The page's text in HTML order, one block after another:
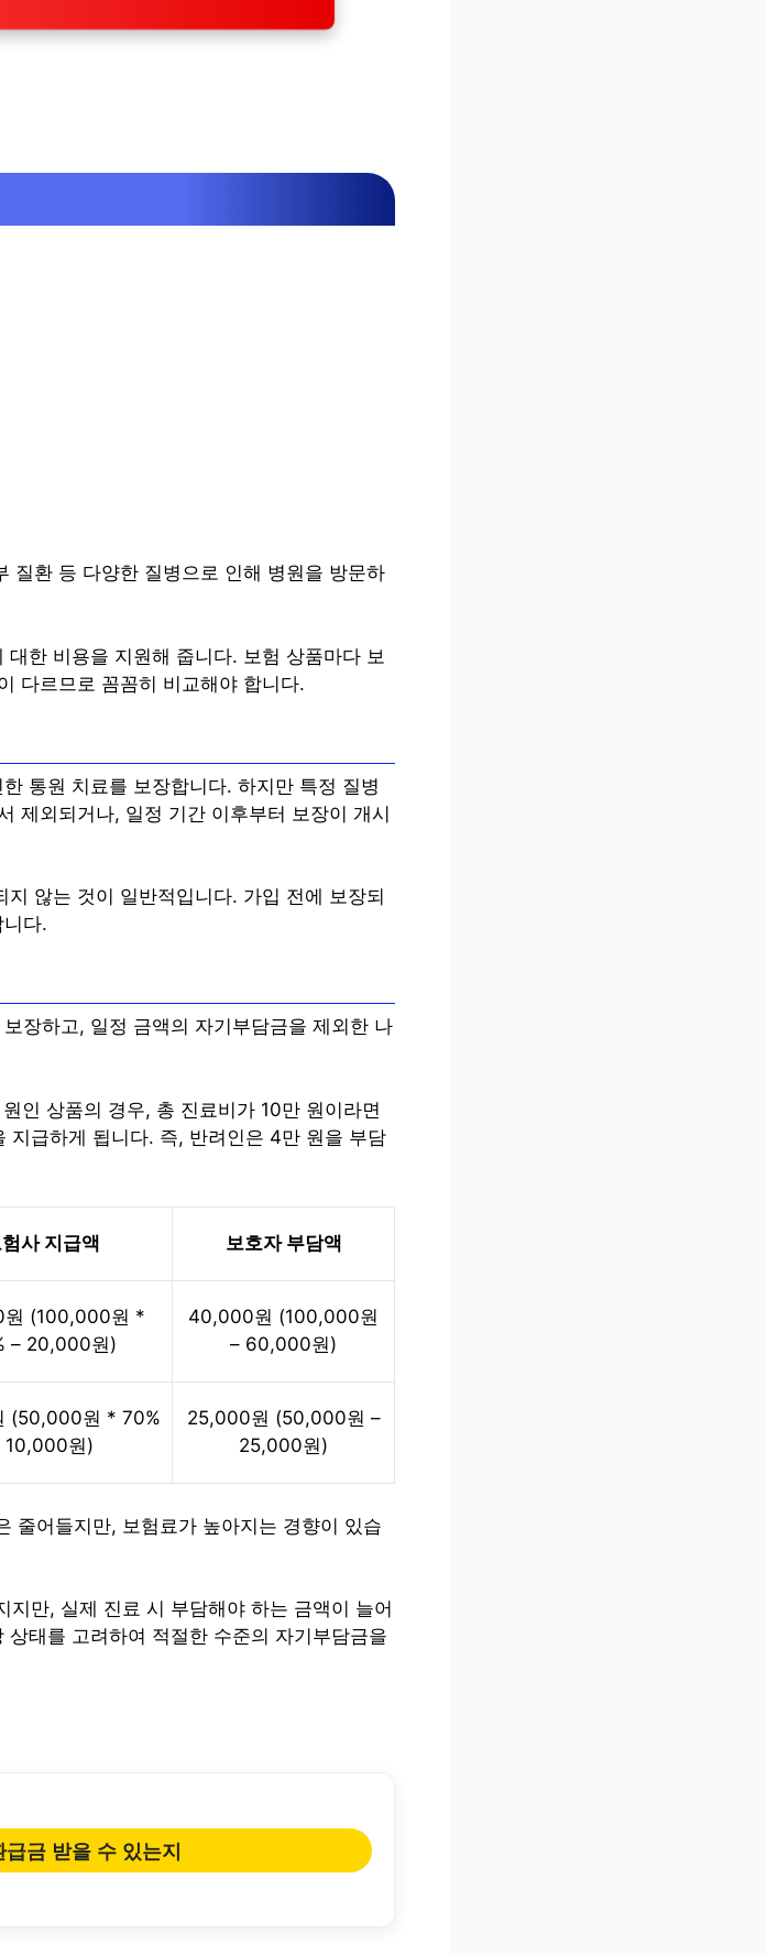
질환 등 다양한 질병으로 인해 병원을 방문하
한 비용을 지원해 줍니다. 보험 상품마다 보
다르므로 꼼꼼히 비교해야 합니다.
통원 치료를 보장합니다. 하지만 특정 질병
제외되거나, 일정 기간 이후부터 보장이 개시
않는 것이 일반적입니다. 가입 전에 보장되
다.
장하고, 일정 금액의 자기부담금을 제외한 나
인 상품의 경우, 총 진료비가 10만 원이라면
지급하게 됩니다. 즉, 반려인은 4만 원을 부담
사 지급액 보호자 부담액
(100,000원 *
– 20,000원)
40,000원 (100,000원
– 60,000원)
(50,000원 * 70%
10,000원)
25,000원 (50,000원 –
25,000원)
줄어들지만, 보험료가 높아지는 경향이 있습
만, 실제 진료 시 부담해야 하는 금액이 늘어
태를 고려하여 적절한 수준의 자기부담금을
금 받을 수 있는지